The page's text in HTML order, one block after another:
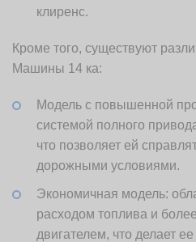
клиренс.
Кроме того, существуют
Машины 14 ка:
Модель с повышенной
системой полного
что позволяет ей
дорожными условиями.
Экономичная модель:
расходом топлива и
двигателем, что делает